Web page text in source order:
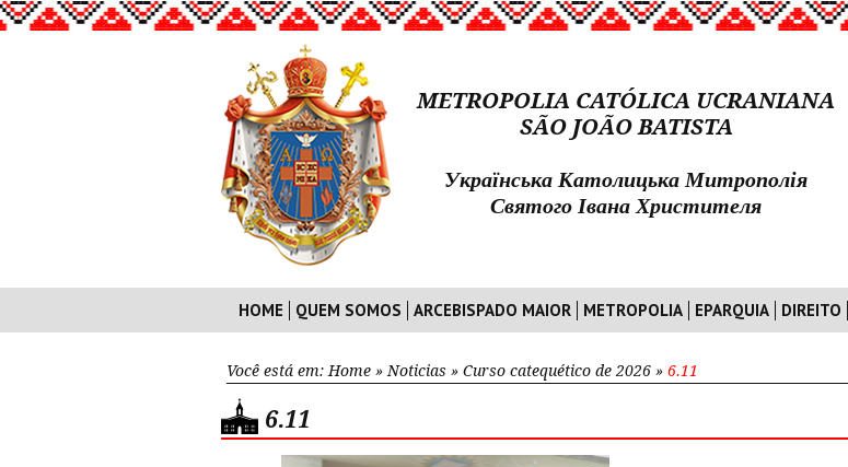
METROPOLIA CATÓLICA UCRANIANA
SÃO JOÃO BATISTA
Українська Католицька Митрополія
Святого Івана Христителя
HOME QUEM SOMOS ARCEBISPADO MAIOR METROPOLIA EPARQUIA DIREITO
Você está em: Home » Noticias » Curso catequético de 2026 » 6.11
6.11